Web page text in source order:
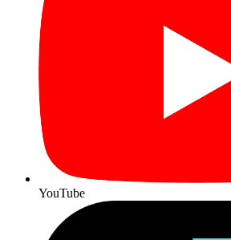
YouTube